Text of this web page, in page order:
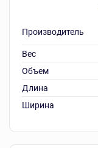
Производитель
Вес
Объем
Длина
Ширина